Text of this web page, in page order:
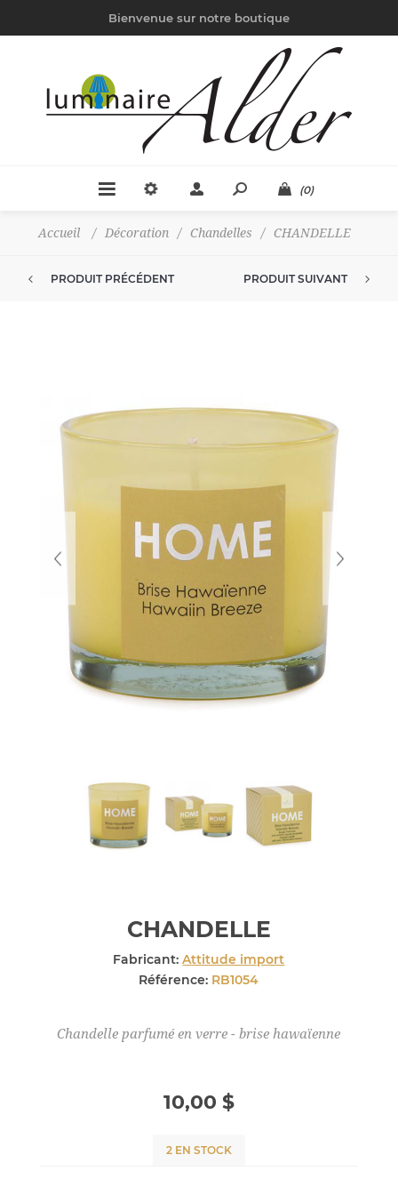
Bienvenue sur notre boutique
(0)
Accueil / Décoration / Chandelles / CHANDELLE
PRODUIT PRÉCÉDENT PRODUIT SUIVANT
CHANDELLE
Fabricant: Attitude import
Référence: RB1054
Chandelle parfumé en verre - brise hawaïenne
10,00 $
2 EN STOCK